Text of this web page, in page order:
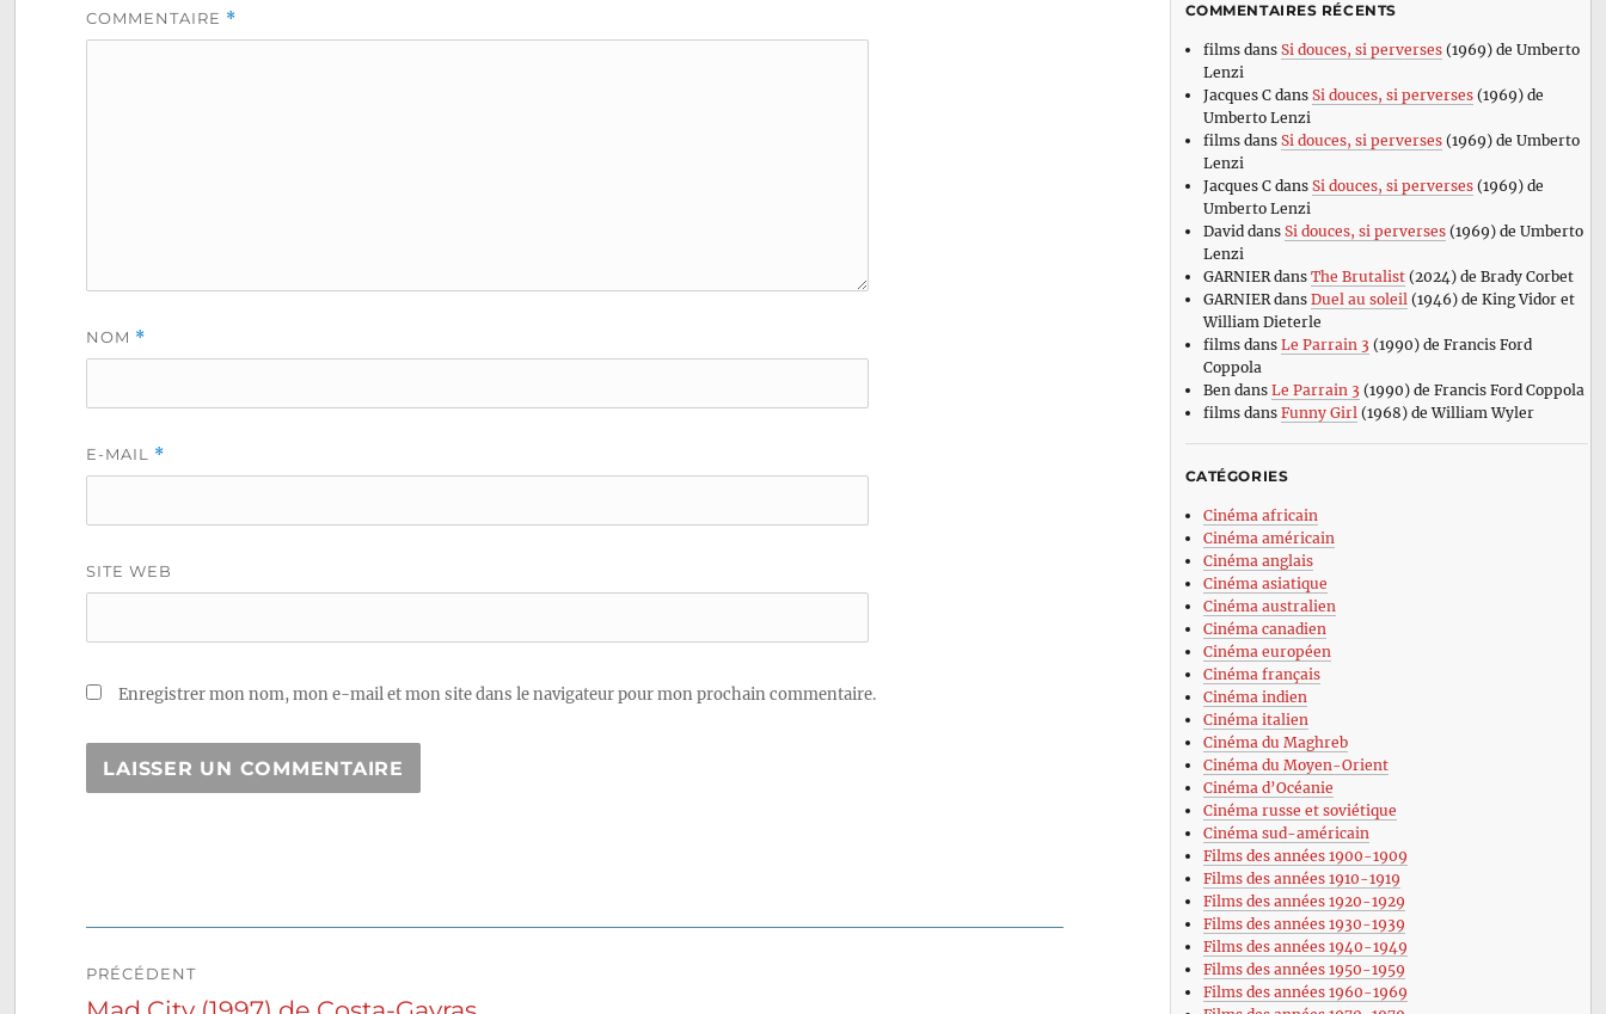
COMMENTAIRE *
NOM *
E-MAIL *
SITE WEB
Enregistrer mon nom, mon e-mail et mon site dans le navigateur pour mon prochain commentaire.
de
PRÉCÉDENT
COMMENTAIRES RÉCENTS
filmsdans Si douces, si perverses(1969) de Umberto
Lenzi
Jacques Cdans Si douces, si perverses(1969) de
Umberto Lenzi
filmsdans Si douces, si perverses(1969) de Umberto
Lenzi
Jacques Cdans Si douces, si perverses(1969) de
Umberto Lenzi
David dans Si douces, si perverses(1969) de Umberto
Lenzi
GARNIERdans The Brutalist(2024) de Brady Corbet
GARNIERdans Duel au soleil (1946) de King Vidor et
William Dieterle
filmsdans Le Parrain 3 (1990) de Francis Ford
Coppola
Ben dans Le Parrain 3 (1990) de Francis Ford Coppola
filmsdans Funny Girl (1968) de William Wyler
CATÉGORIES
Cinéma africain
Cinéma américain
Cinéma anglais
Cinéma asiatique
Cinéma australien
Cinéma canadien
Cinéma européen
Cinéma français
Cinéma indien
Cinéma italien
Cinéma du Maghreb
Cinéma du Moyen-Orient
Cinéma d’Océanie
Cinéma russe et soviétique
Cinéma sud-américain
Films des années 1900-1909
Films des années 1910-1919
Films des années 1920-1929
Films des années 1930-1939
Films des années 1940-1949
Films des années 1950-1959
Films des années 1960-1969